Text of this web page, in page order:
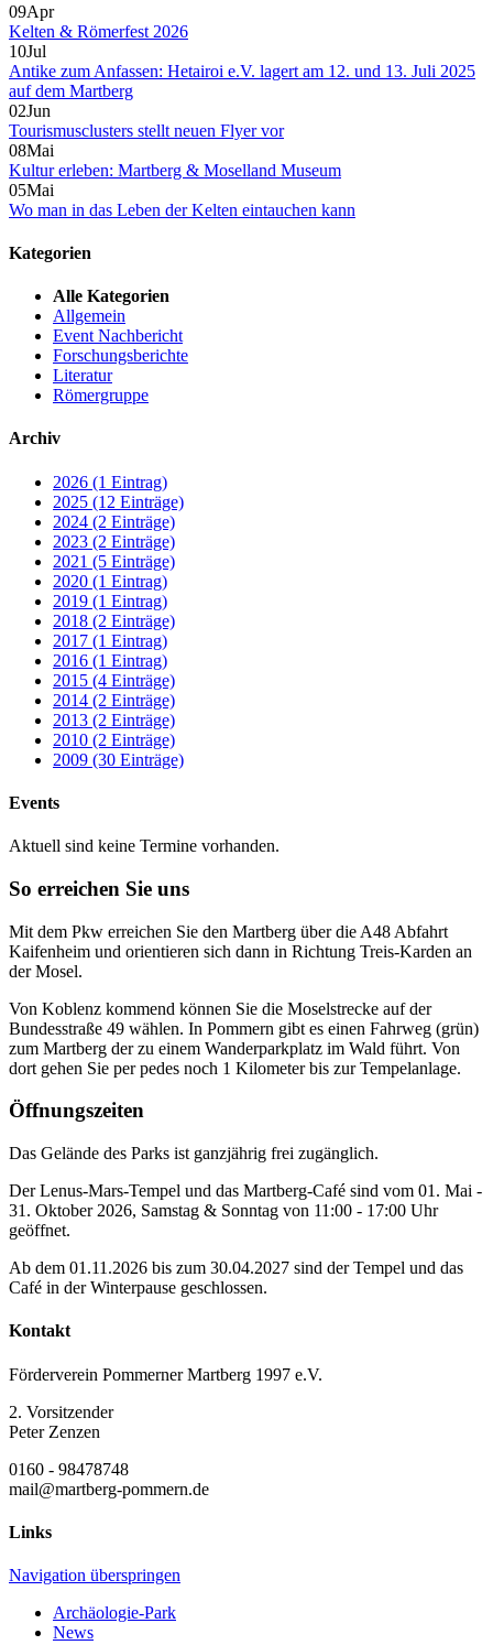
09Apr
Kelten & Römerfest 2026
10Jul
Antike zum Anfassen: Hetairoi e.V. lagert am 12. und 13. Juli 2025
auf dem Martberg
02Jun
Tourismusclusters stellt neuen Flyer vor
08Mai
Kultur erleben: Martberg & Moselland Museum
05Mai
Wo man in das Leben der Kelten eintauchen kann
Kategorien
Alle Kategorien
Allgemein
Event Nachbericht
Forschungsberichte
Literatur
Römergruppe
Archiv
2026 (1 Eintrag)
2025 (12 Einträge)
2024 (2 Einträge)
2023 (2 Einträge)
2021 (5 Einträge)
2020 (1 Eintrag)
2019 (1 Eintrag)
2018 (2 Einträge)
2017 (1 Eintrag)
2016 (1 Eintrag)
2015 (4 Einträge)
2014 (2 Einträge)
2013 (2 Einträge)
2010 (2 Einträge)
2009 (30 Einträge)
Events
Aktuell sind keine Termine vorhanden.
So erreichen Sie uns
Mit dem Pkw erreichen Sie den Martberg über die A48 Abfahrt
Kaifenheim und orientieren sich dann in Richtung Treis-Karden an
der Mosel.
Von Koblenz kommend können Sie die Moselstrecke auf der
Bundesstraße 49 wählen. In Pommern gibt es einen Fahrweg (grün)
zum Martberg der zu einem Wanderparkplatz im Wald führt. Von
dort gehen Sie per pedes noch 1 Kilometer bis zur Tempelanlage.
Öffnungszeiten
Das Gelände des Parks ist ganzjährig frei zugänglich.
Der Lenus-Mars-Tempel und das Martberg-Café sind vom 01. Mai -
31. Oktober 2026, Samstag & Sonntag von 11:00 - 17:00 Uhr
geöffnet.
Ab dem 01.11.2026 bis zum 30.04.2027 sind der Tempel und das
Café in der Winterpause geschlossen.
Kontakt
Förderverein Pommerner Martberg 1997 e.V.
2. Vorsitzender
Peter Zenzen
0160 - 98478748
mail@martberg-pommern.de
Links
Navigation überspringen
Archäologie-Park
News